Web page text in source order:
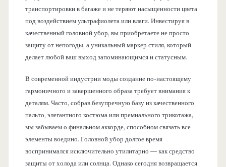
транспортировки в багаже и не теряют насыщенности цвета
под воздействием ультрафиолета или влаги. Инвестируя в
качественный головной убор, вы приобретаете не просто
защиту от непогоды, а уникальный маркер стиля, который
делает любой ваш выход запоминающимся и статусным.
В современной индустрии моды создание по-настоящему
гармоничного и завершенного образа требует внимания к
деталям. Часто, собрав безупречную базу из качественного
пальто, элегантного костюма или премиального трикотажа,
мы забываем о финальном аккорде, способном связать все
элементы воедино. Головной убор долгое время
воспринимался исключительно утилитарно — как средство
защиты от холода или солнца. Однако сегодня возвращается